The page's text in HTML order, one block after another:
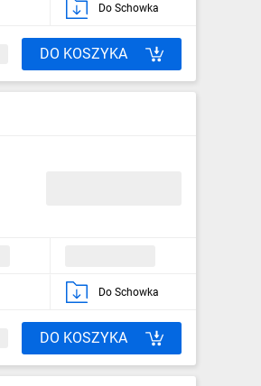
Do Schowka
DO KOSZYKA
Do Schowka
DO KOSZYKA